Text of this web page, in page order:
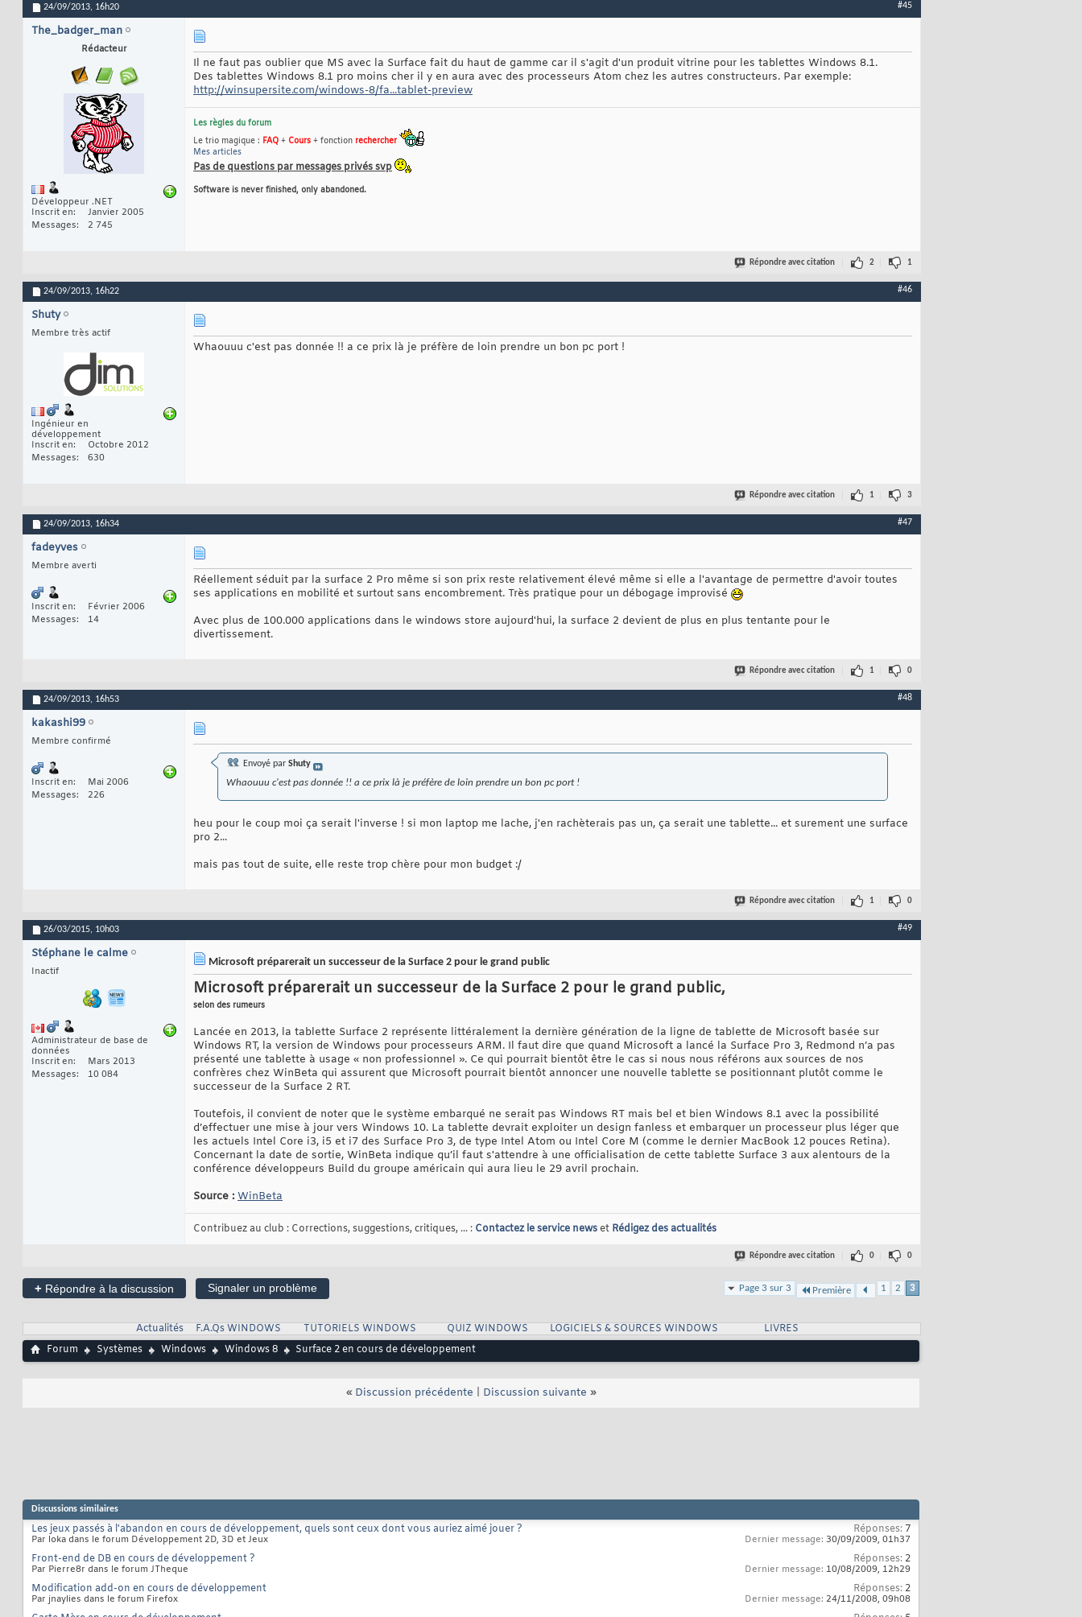
24/09/2013, 16h20 #45
The_badger_man
Rédacteur
Développeur .NET
Inscrit en
Janvier 2005
Messages
2 745
Il ne faut pas oublier que MS avec la Surface fait du haut de gamme car il s'agit d'un produit vitrine pour les tablettes Windows 8.1.
Des tablettes Windows 8.1 pro moins cher il y en aura avec des processeurs Atom chez les autres constructeurs. Par exemple:
http://winsupersite.com/windows-8/fa...tablet-preview
Les règles du forum
Le trio magique : FAQ + Cours + fonction rechercher
Mes articles
Pas de questions par messages privés svp
Software is never finished, only abandoned.
Répondre avec citation 2 1
24/09/2013, 16h22 #46
Shuty
Membre très actif
Ingénieur en
développement
Inscrit en
Octobre 2012
Messages
630
Whaouuu c'est pas donnée !! a ce prix là je préfère de loin prendre un bon pc port !
Répondre avec citation 1 3
24/09/2013, 16h34 #47
fadeyves
Membre averti
Inscrit en
Février 2006
Messages
14
Réellement séduit par la surface 2 Pro même si son prix reste relativement élevé même si elle a l'avantage de permettre d'avoir toutes
ses applications en mobilité et surtout sans encombrement. Très pratique pour un débogage improvisé
Avec plus de 100.000 applications dans le windows store aujourd'hui, la surface 2 devient de plus en plus tentante pour le
divertissement.
Répondre avec citation 1 0
24/09/2013, 16h53 #48
kakashi99
Membre confirmé
Inscrit en
Mai 2006
Messages
226
Envoyé par Shuty
Whaouuu c'est pas donnée !! a ce prix là je préfère de loin prendre un bon pc port !
heu pour le coup moi ça serait l'inverse ! si mon laptop me lache, j'en rachèterais pas un, ça serait une tablette... et surement une surface
pro 2...
mais pas tout de suite, elle reste trop chère pour mon budget :/
Répondre avec citation 1 0
26/03/2015, 10h03 #49
Stéphane le calme
Inactif
Administrateur de base de
données
Inscrit en
Mars 2013
Messages
10 084
Microsoft préparerait un successeur de la Surface 2 pour le grand public
Microsoft préparerait un successeur de la Surface 2 pour le grand public,
selon des rumeurs
Lancée en 2013, la tablette Surface 2 représente littéralement la dernière génération de la ligne de tablette de Microsoft basée sur
Windows RT, la version de Windows pour processeurs ARM. Il faut dire que quand Microsoft a lancé la Surface Pro 3, Redmond n’a pas
présenté une tablette à usage « non professionnel ». Ce qui pourrait bientôt être le cas si nous nous référons aux sources de nos
confrères chez WinBeta qui assurent que Microsoft pourrait bientôt annoncer une nouvelle tablette se positionnant plutôt comme le
successeur de la Surface 2 RT.
Toutefois, il convient de noter que le système embarqué ne serait pas Windows RT mais bel et bien Windows 8.1 avec la possibilité
d’effectuer une mise à jour vers Windows 10. La tablette devrait exploiter un design fanless et embarquer un processeur plus léger que
les actuels Intel Core i3, i5 et i7 des Surface Pro 3, de type Intel Atom ou Intel Core M (comme le dernier MacBook 12 pouces Retina).
Concernant la date de sortie, WinBeta indique qu’il faut s'attendre à une officialisation de cette tablette Surface 3 aux alentours de la
conférence développeurs Build du groupe américain qui aura lieu le 29 avril prochain.
Source : WinBeta
Contribuez au club : Corrections, suggestions, critiques, ... : Contactez le service newset Rédigez des actualités
Répondre avec citation 0 0
+ Répondre à la discussion Signaler un problème Page 3 sur 3 Première 1 2 3
Actualités F.A.Qs WINDOWS TUTORIELS WINDOWS QUIZ WINDOWS LOGICIELS & SOURCES WINDOWS
LIVRES
Forum
Systèmes Windows Windows 8 Surface 2 en cours de développement
« Discussion précédente Discussion suivante »
Discussions similaires
Les jeux passés à l'abandon en cours de développement, quels sont ceux dont vous auriez aimé jouer ?
Par loka dans le forum Développement 2D, 3D et Jeux
Réponses: 7
Dernier message: 30/09/2009, 01h37
Front-end de DB en cours de développement ?
Par Pierre8r dans le forum JTheque
Réponses: 2
Dernier message: 10/08/2009, 12h29
Modification add-on en cours de développement
Par jnaylies dans le forum Firefox
Réponses: 2
Dernier message: 24/11/2008, 09h08